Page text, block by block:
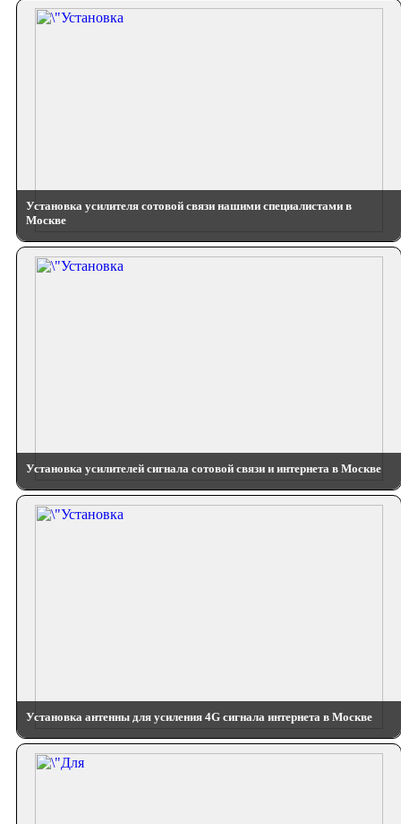
Установка усилителя сотовой связи нашими специалистами в
Москве
Установка усилителей сигнала сотовой связи и интернета в Москве
Установка антенны для усиления 4G сигнала интернета в Москве